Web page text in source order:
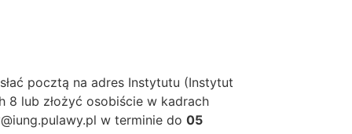
pocztą na adres Instytutu (Instytut
8 lub złożyć osobiście w kadrach
w terminie do 05